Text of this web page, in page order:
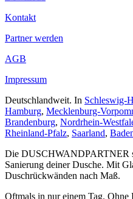
Kontakt
Partner werden
AGB
Impressum
Deutschlandweit. In Schleswig-
Hamburg, Mecklenburg-
Brandenburg, Nordrhein-
Rheinland-Pfalz, Saarland,
Die DUSCHWANDPARTNER
Sanierung deiner Dusche. Mit
Duschrückwänden nach Maß.
Oftmals in nur einem Tag. Ohne